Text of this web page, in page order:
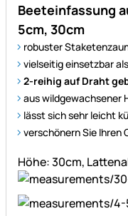
Beeteinfassung
5cm, 30cm
robuster
vielseitig einsetzbar
2-reihig auf Draht
aus wildgewachsener
lässt sich sehr leicht
verschönern Sie Ihren
Höhe: 30cm,